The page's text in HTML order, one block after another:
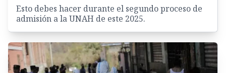
Esto debes hacer durante el segundo proceso de
admisión a la UNAH de este 2025.